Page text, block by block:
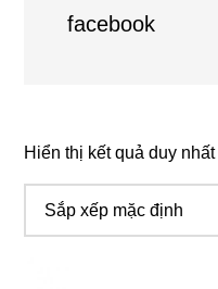
facebook
Hiển thị kết quả duy nhất